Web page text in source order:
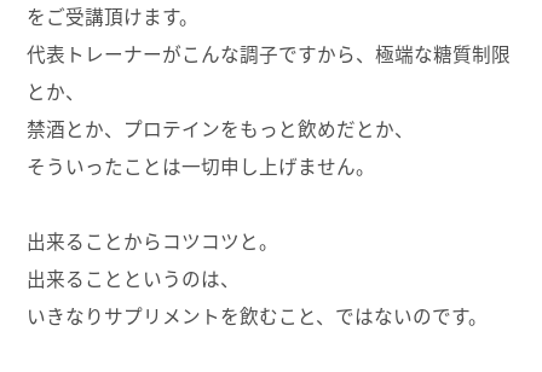
をご受講頂けます。
代表トレーナーがこんな調子ですから、極端な糖質制限
とか、
禁酒とか、プロテインをもっと飲めだとか、
そういったことは一切申し上げません。
出来ることからコツコツと。
出来ることというのは、
いきなりサプリメントを飲むこと、ではないのです。